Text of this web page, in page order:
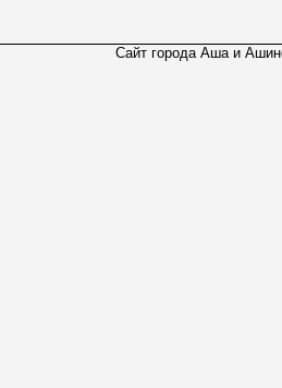
Сайт города Аша и